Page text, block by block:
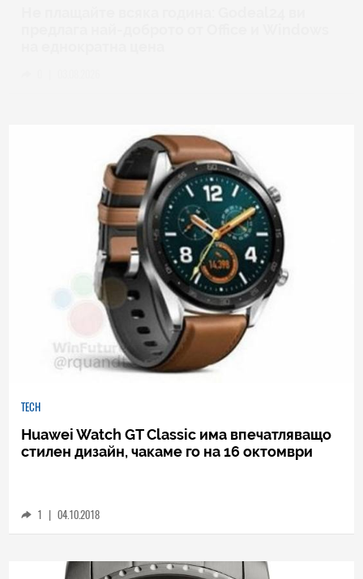
TECH
Huawei Watch GT Classic има впечатляващо
стилен дизайн, чакаме го на 16 октомври
1 | 04.10.2018